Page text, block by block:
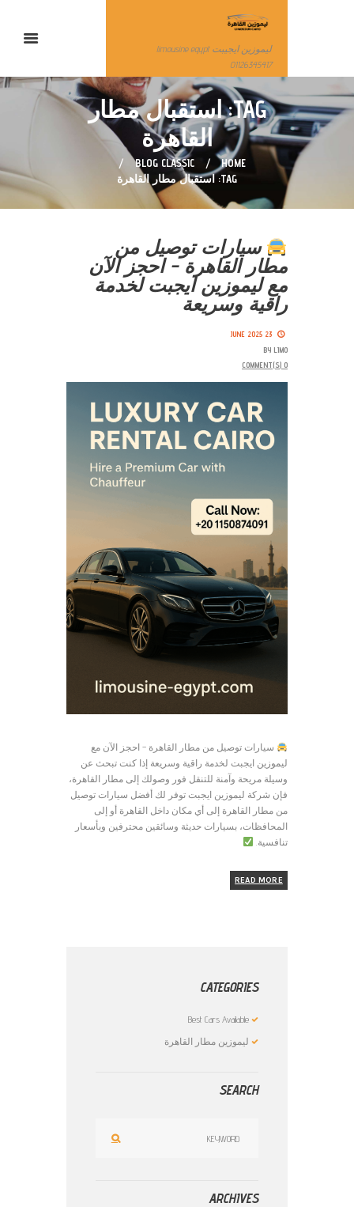
ليموزين ايجيبت limousine egypt
01126345417
TAG: استقبال مطار
القاهرة
HOME
BLOG CLASSIC
TAG: استقبال مطار القاهرة
سيارات توصيل من
مطار القاهرة – احجز الآن
مع ليموزين ايجبت لخدمة
راقية وسريعة
23 JUNE 2025
BY LIMO
0
سيارات توصيل من مطار القاهرة – احجز الآن مع
ليموزين ايجبت لخدمة راقية وسريعة إذا كنت تبحث عن
وسيلة مريحة وآمنة للتنقل فور وصولك إلى مطار القاهرة،
فإن شركة ليموزين ايجبت توفر لك أفضل سيارات توصيل
من مطار القاهرة إلى أي مكان داخل القاهرة أو إلى
المحافظات، بسيارات حديثة وسائقين محترفين وبأسعار
تنافسية.
READ MORE
CATEGORIES
Best Cars Available
ليموزين مطار القاهرة
SEARCH
ARCHIVES